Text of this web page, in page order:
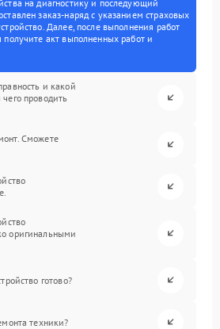
на диагностику и последующий
заказ-наряд с указанием страховых
Далее, после выполнения работ
акт выполненных работ и
и какой
проводить
Сможете
оригинальными
готово?
техники?